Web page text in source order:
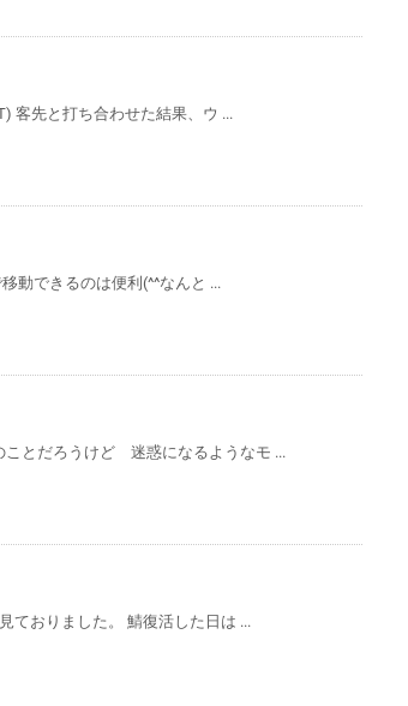
客先と打ち合わせた結果、ウ ...
動できるのは便利(^^なんと ...
とだろうけど 迷惑になるようなモ ...
ておりました。 鯖復活した日は ...